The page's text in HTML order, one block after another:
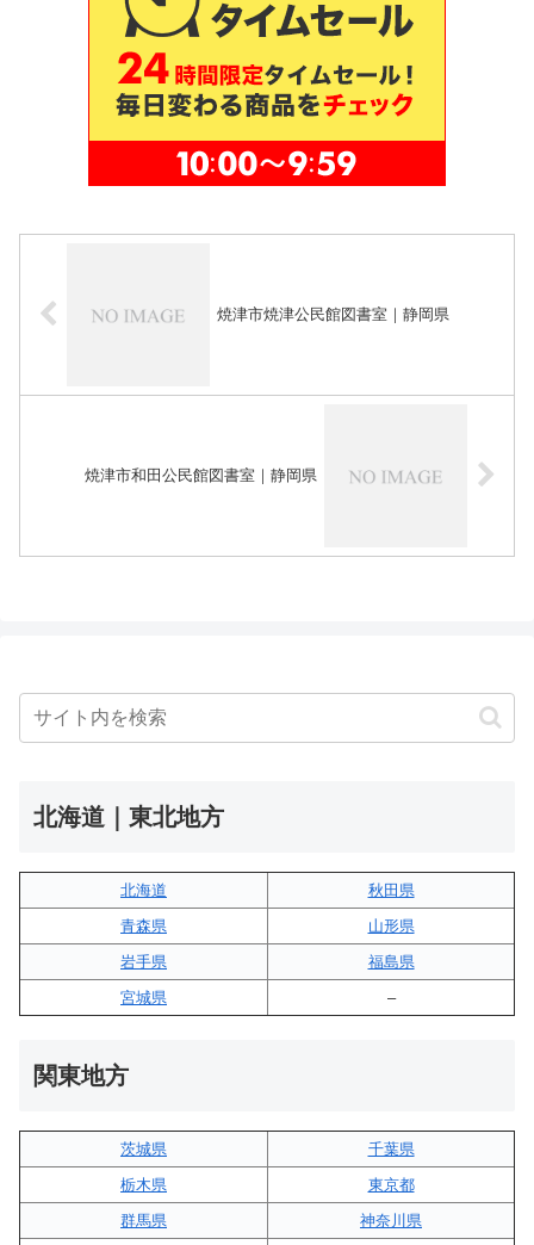
焼津市焼津公民館図書室｜静岡県
焼津市和田公民館図書室｜静岡県
北海道｜東北地方
北海道
秋田県
青森県
山形県
岩手県
福島県
宮城県
–
関東地方
茨城県
千葉県
栃木県
東京都
群馬県
神奈川県